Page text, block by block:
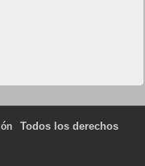
Todos los derechos